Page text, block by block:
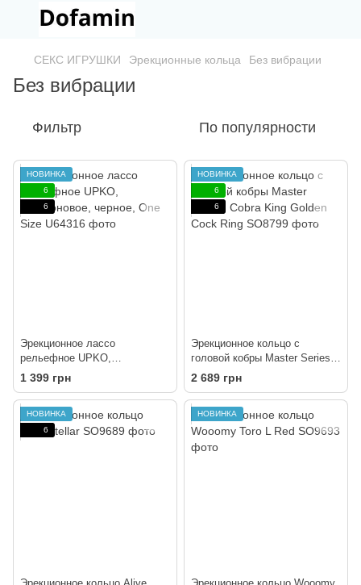
СЕКС ИГРУШКИ Эрекционные кольца Без вибрации
Без вибрации
Фильтр По популярности
НОВИНКА
6
6
Эрекционное лассо
рельефное UPKO,
силиконовое, черное, One
1 399 грн
НОВИНКА
6
6
Эрекционное кольцо с
головой кобры Master Series:
Cobra King Golden Cock Ring
2 689 грн
НОВИНКА
6
НОВИНКА